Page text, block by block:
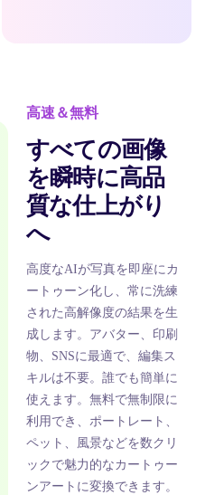
高速＆無料
すべての画像
を瞬時に高品
質な仕上がり
へ
高度なAIが写真を即座にカ
ートゥーン化し、常に洗練
された高解像度の結果を生
成します。アバター、印刷
物、SNSに最適で、編集ス
キルは不要。誰でも簡単に
使えます。無料で無制限に
利用でき、ポートレート、
ペット、風景などを数クリ
ックで魅力的なカートゥー
ンアートに変換できます。